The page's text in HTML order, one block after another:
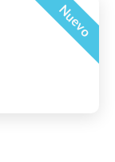
Nuevo